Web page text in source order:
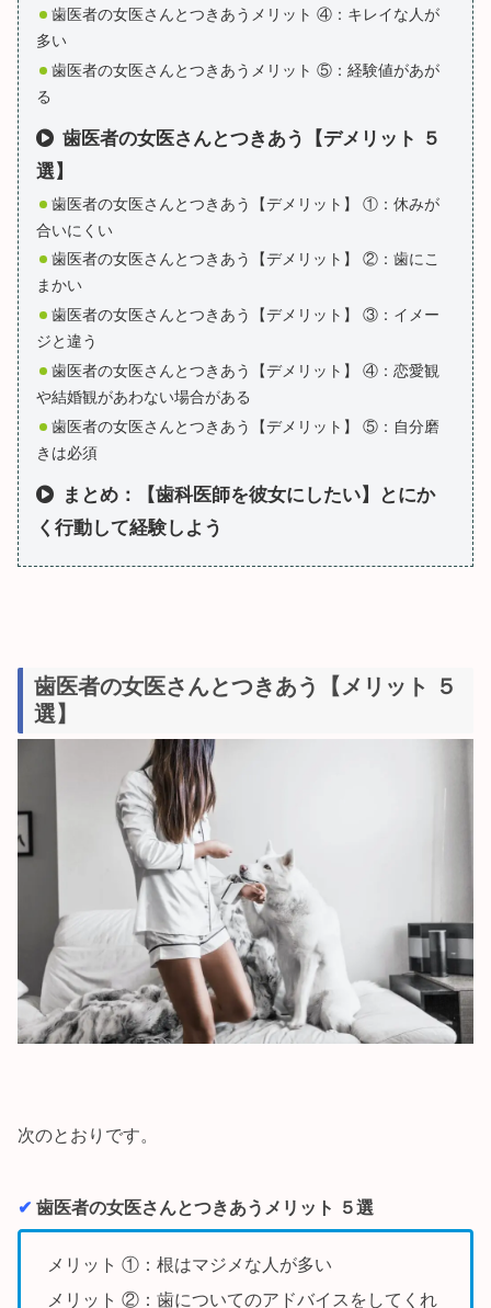
歯医者の女医さんとつきあうメリット ④：キレイな人が
多い
歯医者の女医さんとつきあうメリット ⑤：経験値があが
る
歯医者の女医さんとつきあう【デメリット ５
選】
歯医者の女医さんとつきあう【デメリット】 ①：休みが
合いにくい
歯医者の女医さんとつきあう【デメリット】 ②：歯にこ
まかい
歯医者の女医さんとつきあう【デメリット】 ③：イメー
ジと違う
歯医者の女医さんとつきあう【デメリット】 ④：恋愛観
や結婚観があわない場合がある
歯医者の女医さんとつきあう【デメリット】 ⑤：自分磨
きは必須
まとめ：【歯科医師を彼女にしたい】とにか
く行動して経験しよう
歯医者の女医さんとつきあう【メリット ５
選】
次のとおりです。
✔︎ 歯医者の女医さんとつきあうメリット ５選
メリット ①：根はマジメな人が多い
メリット ②：歯についてのアドバイスをしてくれ